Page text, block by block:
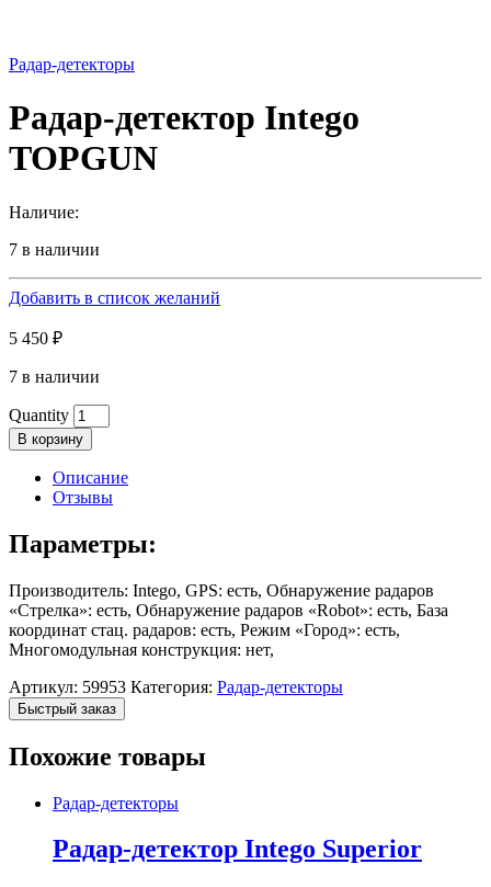
Радар-детекторы
Радар-детектор Intego
TOPGUN
Наличие:
7 в наличии
Добавить в список желаний
5 450 ₽
7 в наличии
Quantity
В корзину
Описание
Отзывы
Параметры:
Производитель: Intego, GPS: есть, Обнаружение радаров
«Стрелка»: есть, Обнаружение радаров «Robot»: есть, База
координат стац. радаров: есть, Режим «Город»: есть,
Многомодульная конструкция: нет,
Артикул: 59953 Категория: Радар-детекторы
Быстрый заказ
Похожие товары
Радар-детекторы
Радар-детектор Intego Superior